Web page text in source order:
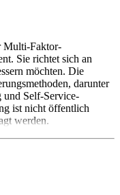
Multi-Faktor-
Sie richtet sich an
möchten. Die
darunter
und Self-Service-
ist nicht öffentlich
werden.